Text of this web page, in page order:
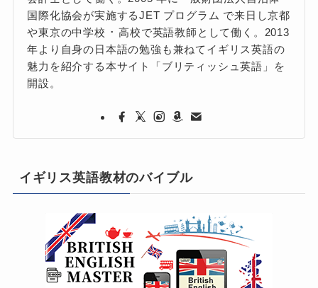
国際化協会が実施するJET プログラム で来日し京都
や東京の中学校 ･ 高校で英語教師として働く。2013
年より自身の日本語の勉強も兼ねてイギリス英語の
魅力を紹介する本サイト「ブリティッシュ英語」を
開設。
イギリス英語教材のバイブル